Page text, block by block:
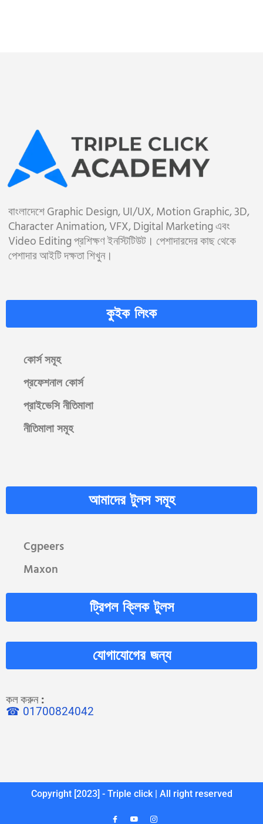
বাংলাদেশে Graphic Design, UI/UX, Motion Graphic, 3D,
Character Animation, VFX, Digital Marketing এবং
Video Editing প্রশিক্ষণ ইনস্টিটিউট। পেশাদারদের কাছ থেকে
পেশাদার আইটি দক্ষতা শিখুন।
কুইক লিংক
কোর্স সমূহ
প্রফেশনাল কোর্স
প্রাইভেসি নীতিমালা
নীতিমালা সমূহ
আমাদের টুলস সমূহ
Cgpeers
Maxon
ট্রিপল ক্লিক টুলস
যোগাযোগের জন্য
কল করুন:
☎ 01700824042
Copyright [2023] - Triple click | All right reserved